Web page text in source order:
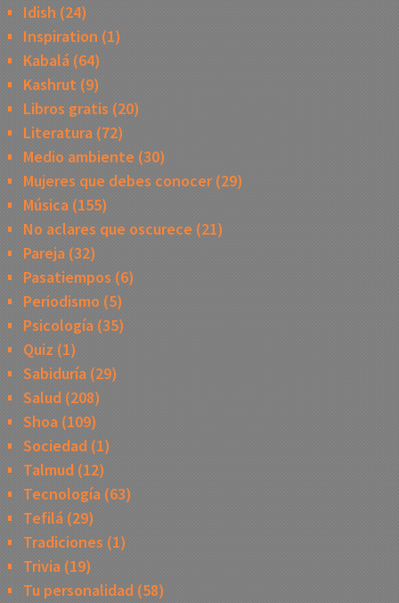
Idish (24)
Inspiration (1)
Kabalá(64)
Kashrut (9)
Libros gratis (20)
Literatura(72)
Medio ambiente (30)
Mujeres que debes conocer(29)
Música(155)
No aclares que oscurece (21)
Pareja(32)
Pasatiempos (6)
Periodismo (5)
Psicología(35)
Quiz (1)
Sabiduría(29)
Salud (208)
Shoa(109)
Sociedad(1)
Talmud (12)
Tecnología(63)
Tefilá(29)
Tradiciones (1)
Trivia(19)
Tu personalidad(58)